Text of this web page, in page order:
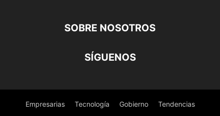
SOBRE NOSOTROS
SÍGUENOS
Empresarias Tecnología Gobierno Tendencias